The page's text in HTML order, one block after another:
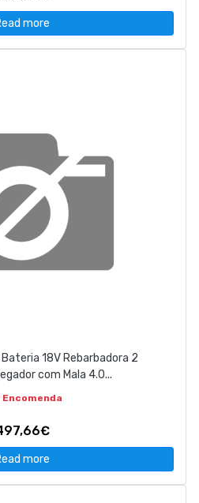
more
18V Rebarbadora 2
com Mala 4.0...
Encomenda
more